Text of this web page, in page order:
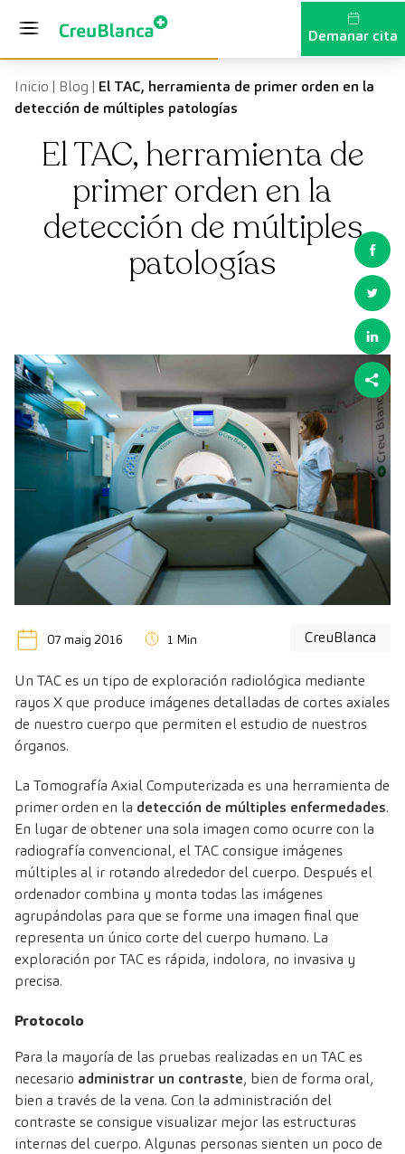
Demanar cita
Inicio | Blog | El TAC, herramienta de primer orden en la
detección de múltiples patologías
El TAC, herramienta de
primer orden en la
detección de múltiples
patologías
07 maig 2016 1 Min CreuBlanca
Un TAC es un tipo de exploración radiológica mediante
rayos X que produce imágenes detalladas de cortes axiales
de nuestro cuerpo que permiten el estudio de nuestros
órganos.
La Tomografía Axial Computerizada es una herramienta de
primer orden en la detección de múltiples enfermedades.
En lugar de obtener una sola imagen como ocurre con la
radiografía convencional, el TAC consigue imágenes
múltiples al ir rotando alrededor del cuerpo. Después el
ordenador combina y monta todas las imágenes
agrupándolas para que se forme una imagen final que
representa un único corte del cuerpo humano. La
exploración por TACes rápida, indolora, no invasiva y
precisa.
Protocolo
Para la mayoría de las pruebas realizadas en un TAC es
necesario administrar un contraste, bien de forma oral,
bien a través de la vena. Con la administración del
contraste se consigue visualizar mejor las estructuras
internas del cuerpo. Algunas personas sienten un poco de